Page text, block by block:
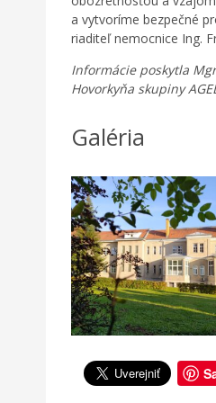
a vytvoríme bezpečné
riaditeľ nemocnice Ing.
Informácie poskytla
Hovorkyňa skupiny
Galéria